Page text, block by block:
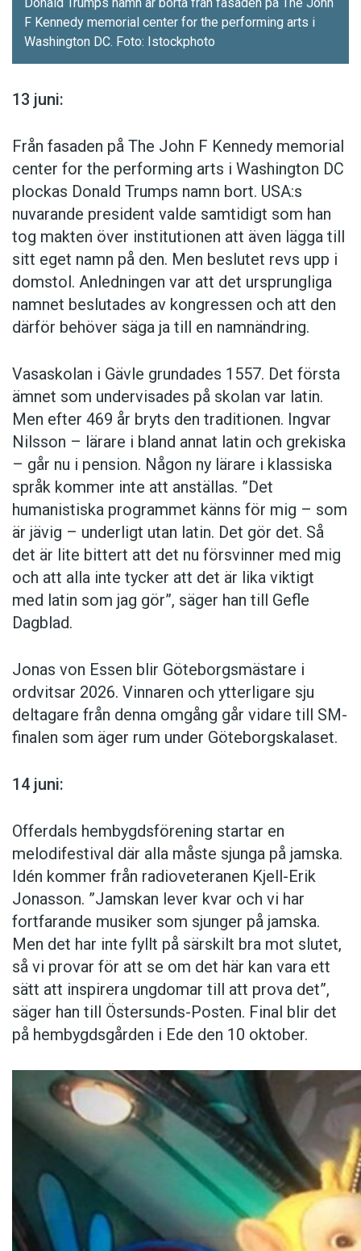
Donald Trumps namn är borta från fasaden på The John
F Kennedy memorial center for the performing arts i
Washington DC. Foto: Istockphoto
13 juni:
Från fasaden på The John F Kennedy memorial
center for the performing arts i Washington DC
plockas Donald Trumps namn bort. USA:s
nuvarande president valde samtidigt som han
tog makten över institutionen att även lägga till
sitt eget namn på den. Men beslutet revs upp i
domstol. Anledningen var att det ursprungliga
namnet beslutades av kongressen och att den
därför behöver säga ja till en namnändring.
Vasaskolan i Gävle grundades 1557. Det första
ämnet som undervisades på skolan var latin.
Men efter 469 år bryts den traditionen. Ingvar
Nilsson – lärare i bland annat latin och grekiska
– går nu i pension. Någon ny lärare i klassiska
språk kommer inte att anställas. ”Det
humanistiska programmet känns för mig – som
är jävig – underligt utan latin. Det gör det. Så
det är lite bittert att det nu försvinner med mig
och att alla inte tycker att det är lika viktigt
med latin som jag gör”, säger han till Gefle
Dagblad.
Jonas von Essen blir Göteborgsmästare i
ordvitsar 2026. Vinnaren och ytterligare sju
deltagare från denna omgång går vidare till SM-
finalen som äger rum under Göteborgskalaset.
14 juni:
Offerdals hembygdsförening startar en
melodifestival där alla måste sjunga på jamska.
Idén kommer från radioveteranen Kjell-Erik
Jonasson. ”Jamskan lever kvar och vi har
fortfarande musiker som sjunger på jamska.
Men det har inte fyllt på särskilt bra mot slutet,
så vi provar för att se om det här kan vara ett
sätt att inspirera ungdomar till att prova det”,
säger han till Östersunds-Posten. Final blir det
på hembygdsgården i Ede den 10 oktober.